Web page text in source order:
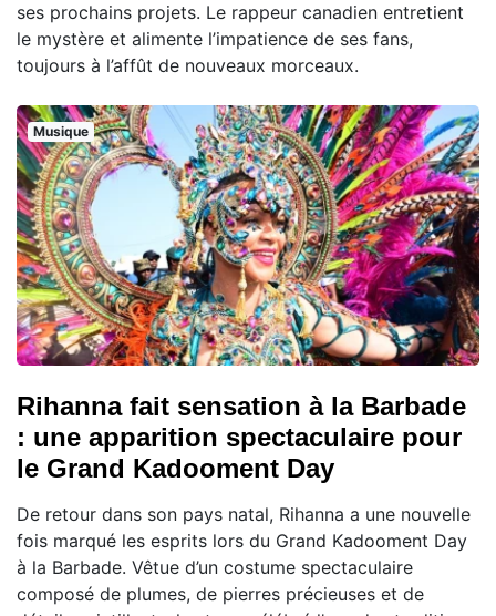
ses prochains projets. Le rappeur canadien entretient
le mystère et alimente l’impatience de ses fans,
toujours à l’affût de nouveaux morceaux.
Musique
Rihanna fait sensation à la Barbade
: une apparition spectaculaire pour
le Grand Kadooment Day
De retour dans son pays natal, Rihanna a une nouvelle
fois marqué les esprits lors du Grand Kadooment Day
à la Barbade. Vêtue d’un costume spectaculaire
composé de plumes, de pierres précieuses et de